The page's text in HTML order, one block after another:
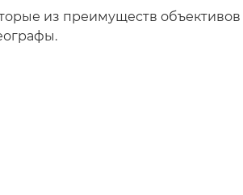
из преимуществ объективов